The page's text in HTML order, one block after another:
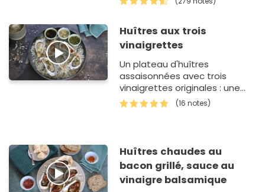
originale puisqu'au lieu
Huîtres aux trois
vinaigrettes
Un plateau d'huîtres
assaisonnées avec trois
vinaigrettes originales : une
vinaigrette asiatique style
ponzu au gingembre, sauce
(16 notes)
Huîtres chaudes au
bacon grillé, sauce au
vinaigre balsamique